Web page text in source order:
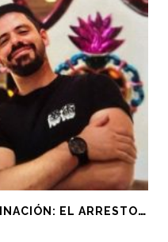
L
A SOMBRA DE LA DISCRIMINACIÓN: EL ARRESTO DE MANUEL GUERRERO AVIÑA EN QATAR